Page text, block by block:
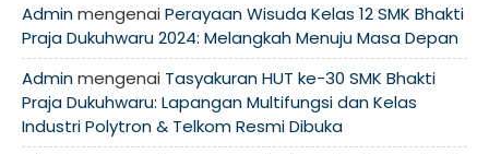
Adminmengenai Perayaan Wisuda Kelas 12 SMK Bhakti
Praja Dukuhwaru 2024: Melangkah Menuju Masa Depan
Adminmengenai Tasyakuran HUT ke-30 SMK Bhakti
Praja Dukuhwaru: Lapangan Multifungsi dan Kelas
Industri Polytron & Telkom Resmi Dibuka